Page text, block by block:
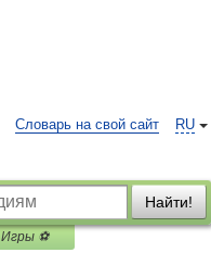
RU
Словарь на свой сайт
Найти!
Игры ⚽